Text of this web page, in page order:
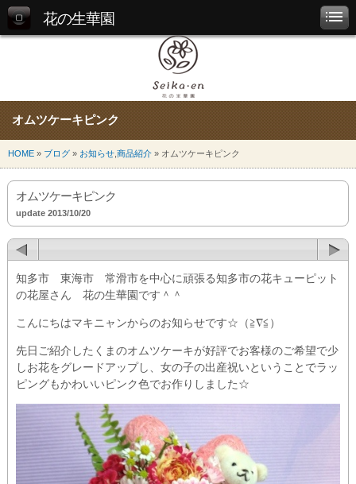
花の生華園
オムツケーキピンク
HOME » ブログ » お知らせ 商品紹介 » オムツケーキピンク
オムツケーキピンク
update 2013/10/20
知多市 東海市 常滑市を中心に頑張る知多市の花キューピット
の花屋さん 花の生華園です＾＾
こんにちはマキニャンからのお知らせです☆（≧∇≦）
先日ご紹介したくまのオムツケーキが好評でお客様のご希望で少
しお花をグレードアップし、女の子の出産祝いということでラッ
ピングもかわいいピンク色でお作りしました☆